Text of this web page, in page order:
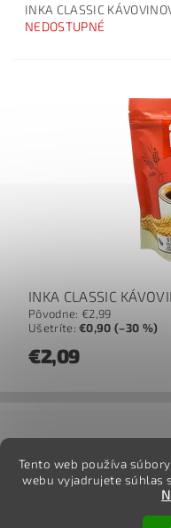
INKA CLASSIC
NEDOSTUPNÉ
INKA CLASSIC
Pôvodne: €2,99
Ušetríte:€0,90 (–30 %)
€2,09
Tento web používa
webu vyjadrujete súhlas